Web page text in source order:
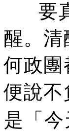
要
醒。清
何政團
便說不
是「